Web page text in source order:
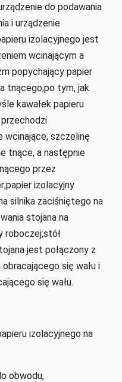
do podawania
i urządzenie
izolacyjnego jest
wcinającym a
popychający papier
tnącego;po tym, jak
​​kawałek papieru
wcinające, szczelinę
tnące, a następnie
przez
izolacyjny
silnika zaciśniętego na
stojana na
roboczej;stół
jest połączony z
się wału i
się wału.
izolacyjnego na
obwodu,